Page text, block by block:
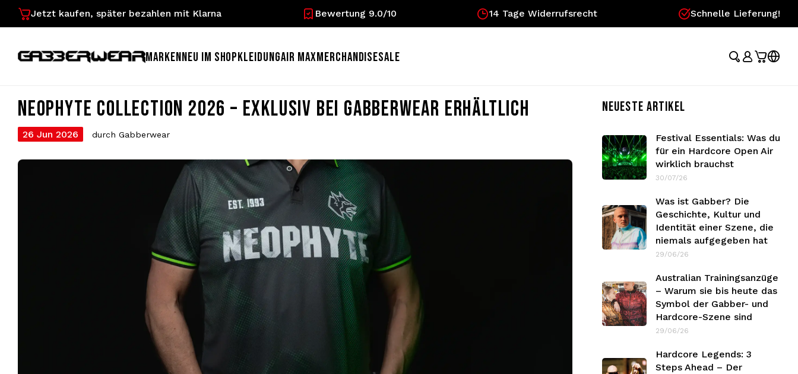
Jetzt kaufen, später bezahlen mit Klarna Bewertung 9.0/10 14 Tage Widerrufsrecht Schnelle Lieferung!
MARKENNEU IM SHOPKLEIDUNGAIR MAXMERCHANDISESALE
NEOPHYTE COLLECTION 2026 – EXKLUSIV BEI GABBERWEAR ERHÄLTLICH
26 Jun 2026 durch Gabberwear
NEUESTE ARTIKEL
Festival Essentials: Was du
für ein Hardcore Open Air
wirklich brauchst
30/07/26
Was ist Gabber? Die
Geschichte, Kultur und
Identität einer Szene, die
niemals aufgegeben hat
29/06/26
Australian Trainingsanzüge
– Warum sie bis heute das
Symbol der Gabber- und
Hardcore-Szene sind
29/06/26
Hardcore Legends: 3
Steps Ahead – Der